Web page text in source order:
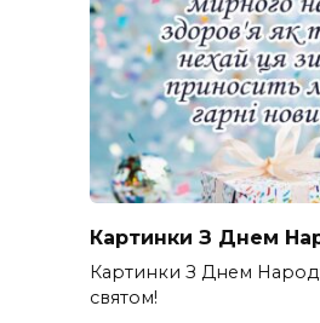
Картинки З Днем
Картинки З Днем
святом!